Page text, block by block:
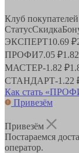
Клуб
СтатусСкидка
ЭКСПЕРТ10.69 ₽
ПРОФИ7.05 ₽
МАСТЕР-1.82 ₽
СТАНДАРТ-1.22
Как стать
Привезём
Привезём
Постараемся
оператор.